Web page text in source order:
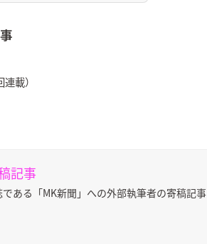
載）
記事
ある「MK新聞」への外部執筆者の寄稿記事